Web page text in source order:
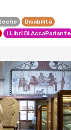
Disabilità
I Libri Di AccaParlante